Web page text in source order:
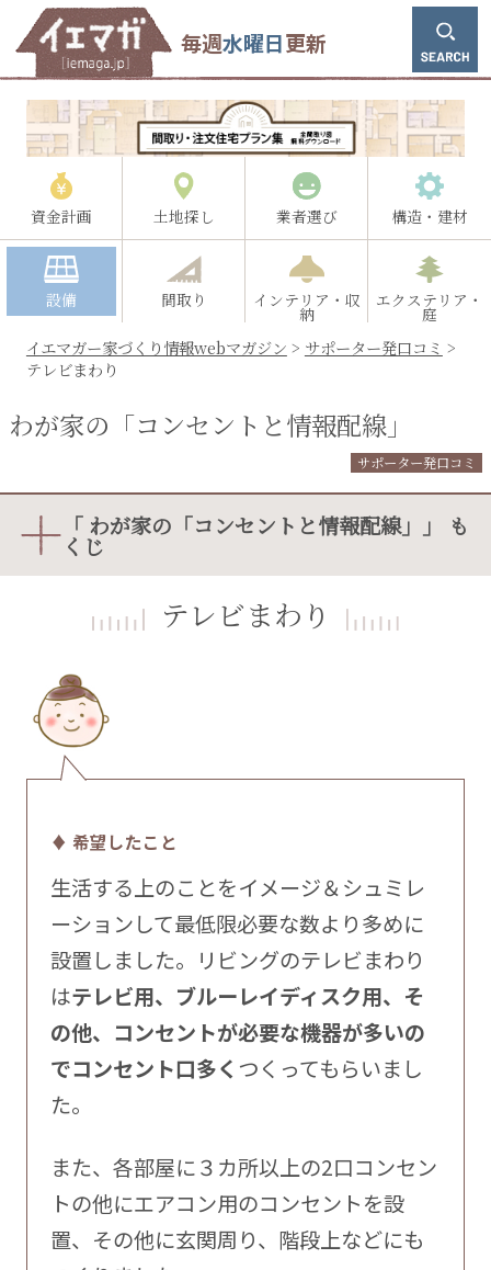
毎週水曜日更新
資金計画 土地探し 業者選び 構造・建材
設備 間取り インテリア・収
納
エクステリア・
庭
イエマガー家づくり情報webマガジン > サポーター発口コミ >
テレビまわり
わが家の「コンセントと情報配線」
サポーター発口コミ
「 わが家の「コンセントと情報配線」」 も
くじ
テレビまわり
♦ 希望したこと
生活する上のことをイメージ＆シュミレ
ーションして最低限必要な数より多めに
設置しました。リビングのテレビまわり
はテレビ用、ブルーレイディスク用、そ
の他、コンセントが必要な機器が多いの
でコンセント口多く つくってもらいまし
た。
また、各部屋に３カ所以上の2口コンセン
トの他にエアコン用のコンセントを設
置、その他に玄関周り、階段上などにも